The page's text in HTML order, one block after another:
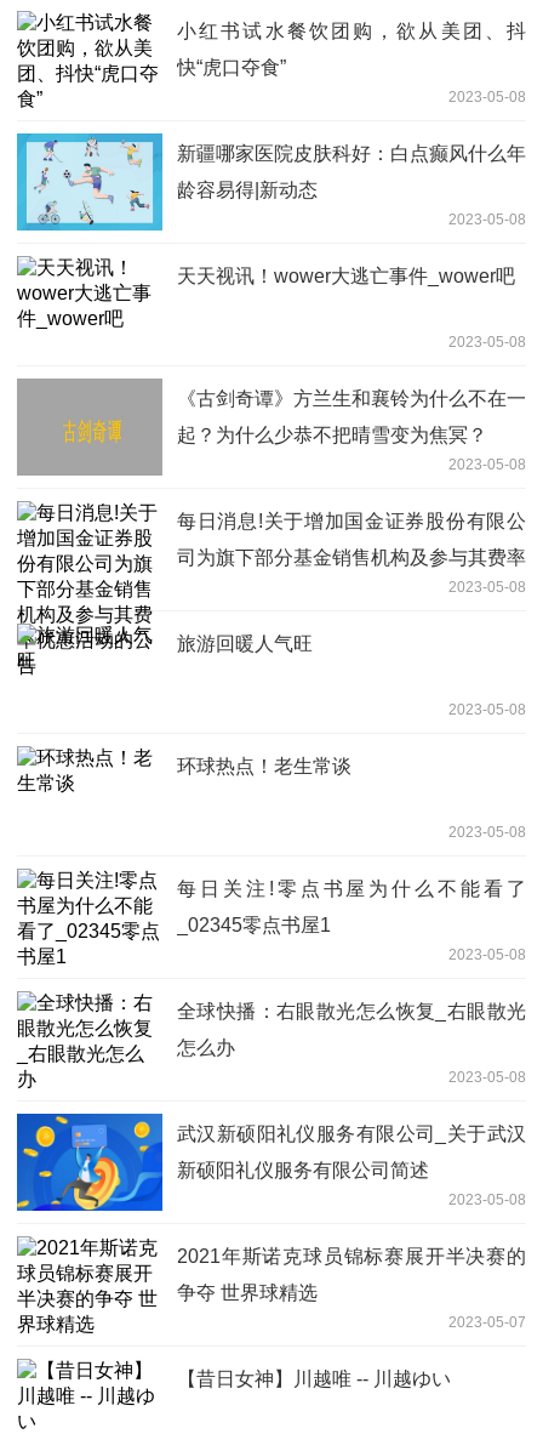
小红书试水餐饮团购，欲从美团、抖
快“虎口夺食”
2023-05-08
新疆哪家医院皮肤科好：白点癫风什么年
龄容易得|新动态
2023-05-08
天天视讯！wower大逃亡事件_wower吧
2023-05-08
《古剑奇谭》方兰生和襄铃为什么不在一
起？为什么少恭不把晴雪变为焦冥？
2023-05-08
每日消息!关于增加国金证券股份有限公
司为旗下部分基金销售机构及参与其费率
2023-05-08
旅游回暖人气旺
2023-05-08
环球热点！老生常谈
2023-05-08
每日关注!零点书屋为什么不能看了
_02345零点书屋1
2023-05-08
全球快播：右眼散光怎么恢复_右眼散光
怎么办
2023-05-08
武汉新硕阳礼仪服务有限公司_关于武汉
新硕阳礼仪服务有限公司简述
2023-05-08
2021年斯诺克球员锦标赛展开半决赛的
争夺 世界球精选
2023-05-07
【昔日女神】川越唯 -- 川越ゆい